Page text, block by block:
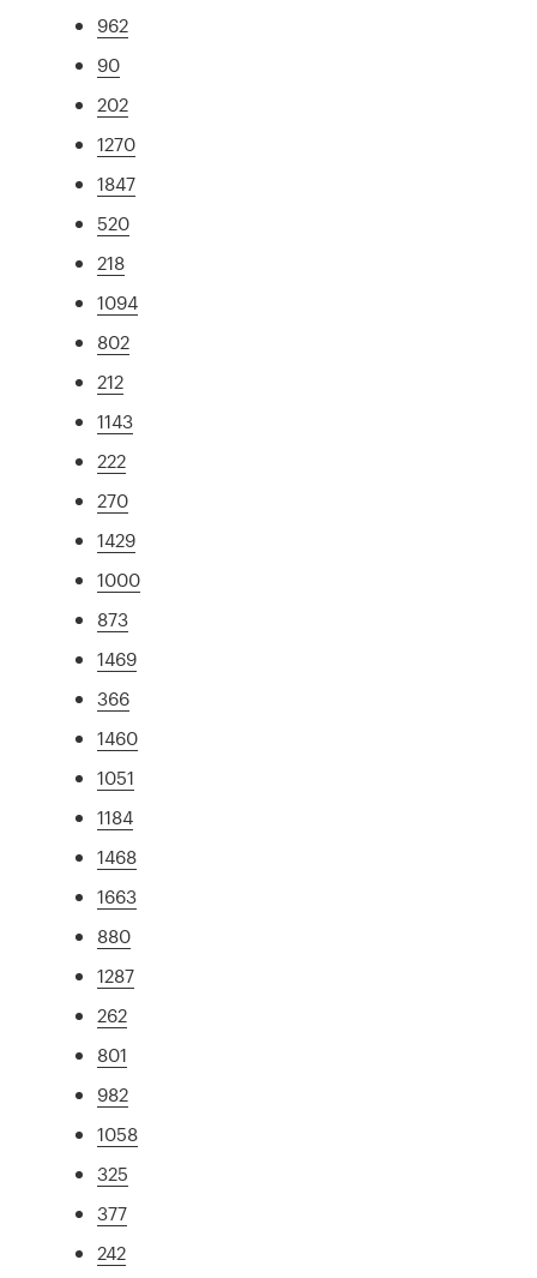
962
90
202
1270
1847
520
218
1094
802
212
1143
222
270
1429
1000
873
1469
366
1460
1051
1184
1468
1663
880
1287
262
801
982
1058
325
377
242